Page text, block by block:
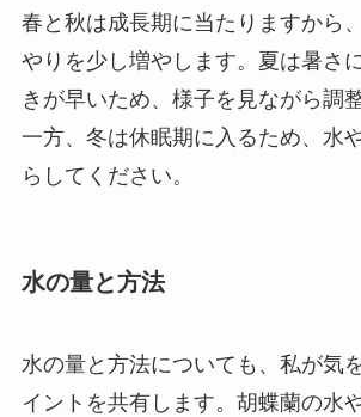
春と秋は成長期に当たりますから
やりを少し増やします。夏は暑さ
きが早いため、様子を見ながら調
一方、冬は休眠期に入るため、水
らしてください。
水の量と方法
水の量と方法についても、私が気
イントを共有します。胡蝶蘭の水